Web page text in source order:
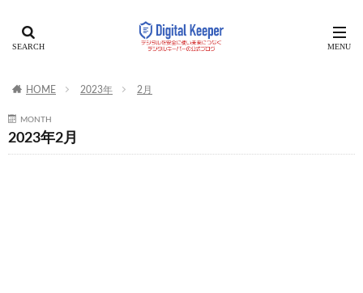
HOME 2023年 2月
MONTH
2023年2月